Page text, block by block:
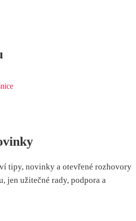
tipy, novinky a otevřené rozhovory
jen užitečné rady, podpora a